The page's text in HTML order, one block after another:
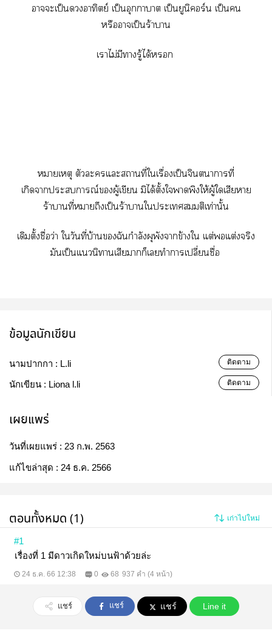
าะเป็นอาทิตย์ เป็นอุกกาบาต เป็นยูนิคอร์น เป็น
หรือาเป็นร้าา
เาไม่มีารู้ได้
หมายเหตุ ตัวะแะสถานที่ใเรื่องเป็นจินตนาการที่
เกิดาะการณ์ผู้เขียน มิได้ตั้งใาพิงให้ผู้ใเสียา
ร้าาที่หมายถึงเป็นร้าาใะเสมมติเท่านั้น
เดิมตั้งชื่อว่า ใวันที่บ้านฉันกำลังผุพังาข้างใ แต่แต่งจริง
มันเป็นแนิทานเสียมากก็เทำาเปลี่ยนชื่อ
ข้อมูลนักเขียน
นามปากกา : L.li ติดตาม
นักเขียน : Liona l.li ติดตาม
เผยแพร่
วันที่เผยแพร่ : 23 ก.พ. 2563
แก้ไขล่าสุด : 24 ธ.ค. 2566
ตอนทั้งหมด (1) เก่าไปใหม่
#1
เรื่องที่ 1 มีดาวเกิดใหม่บนฟ้าด้วยล่ะ
24 ธ.ค. 66 12:38 0 68 937 คำ (4 หน้า)
แชร์ แชร์ แชร์ Line it